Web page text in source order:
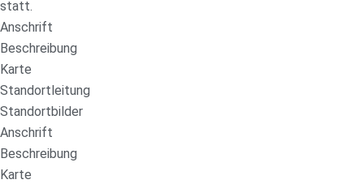
statt.
Anschrift
Beschreibung
Karte
Standortleitung
Standortbilder
Anschrift
Beschreibung
Karte